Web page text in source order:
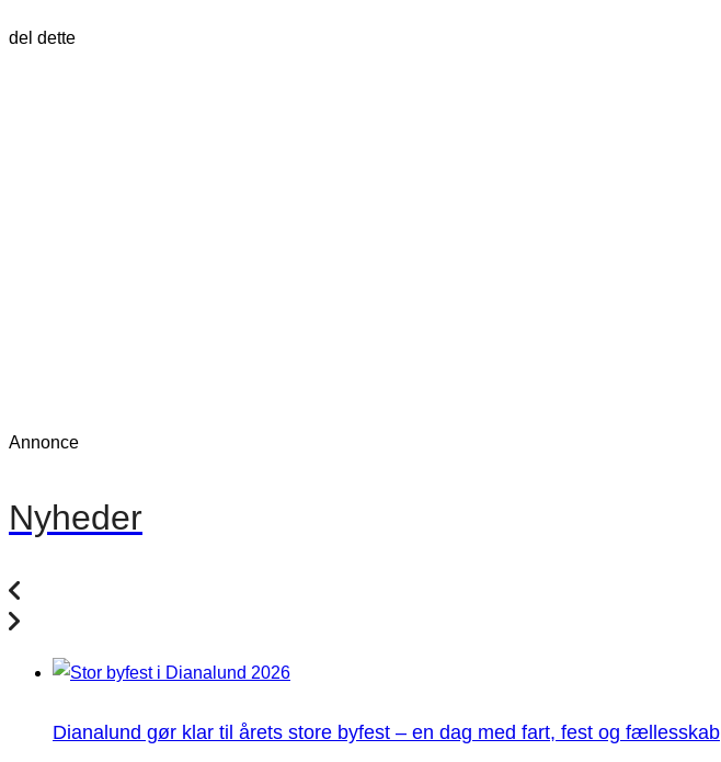
del dette
Annonce
Nyheder
Dianalund gør klar til årets store byfest – en dag med fart, fest og fællesskab